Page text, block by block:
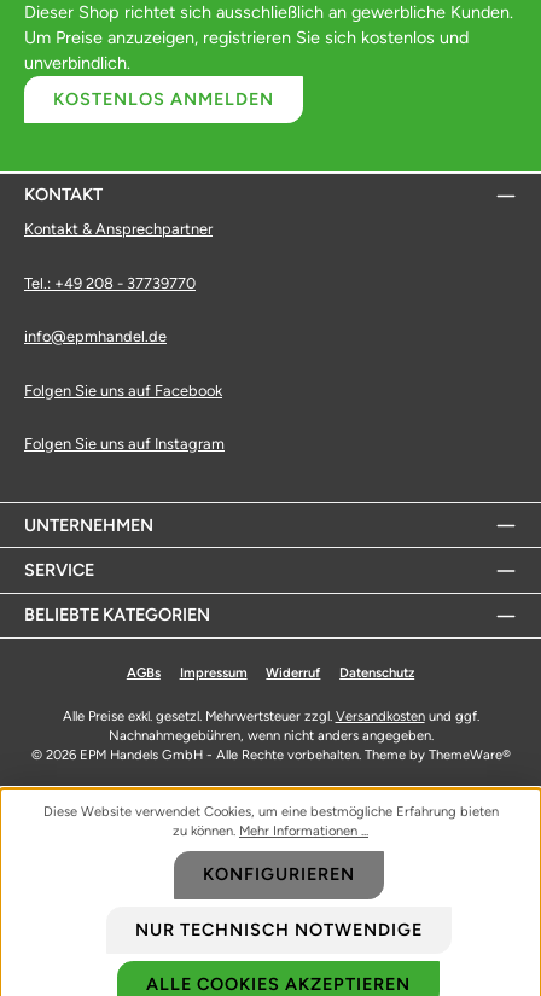
Biozidprodukte vorsichtig verwenden. Vor Gebrauch stets Etikett und
Dieser Shop richtet sich ausschließlich an gewerbliche Kunden.
Um Preise anzuzeigen, registrieren Sie sich kostenlos und
unverbindlich.
KOSTENLOS ANMELDEN
KONTAKT
Kontakt & Ansprechpartner
Tel.: +49 208 - 37739770
info@epmhandel.de
Folgen Sie uns auf Facebook
Folgen Sie uns auf Instagram
UNTERNEHMEN
SERVICE
BELIEBTE KATEGORIEN
AGBs Impressum Widerruf Datenschutz
Alle Preise exkl. gesetzl. Mehrwertsteuer zzgl. Versandkostenund ggf.
Nachnahmegebühren, wenn nicht anders angegeben.
© 2026 EPM Handels GmbH - Alle Rechte vorbehalten. Theme by ThemeWare®
Diese Website verwendet Cookies, um eine bestmögliche Erfahrung bieten
zu können. Mehr Informationen ...
NUR TECHNISCH NOTWENDIGE
KONFIGURIEREN
ALLE COOKIES AKZEPTIEREN